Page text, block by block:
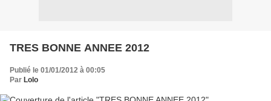
TRES BONNE ANNEE 2012
Publié le 01/01/2012 à 00:05
Par Lolo